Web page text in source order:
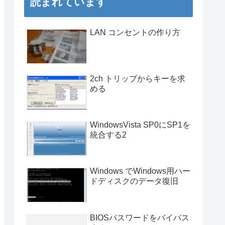
LAN コンセントの作り方
2ch トリップからキーを求
める
WindowsVista SP0にSP1を
統合する2
Windows でWindows用ハー
ドディスクのデータ復旧
BIOSパスワードをバイパス